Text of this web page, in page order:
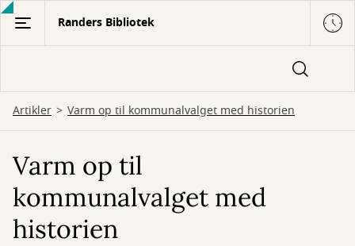
Gå
hovedindhold
Randers Bibliotek
Artikler Varm op til kommunalvalget med historien
Varm op til
kommunalvalget med
historien